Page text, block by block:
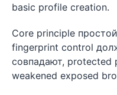
basic profile creation.
Core principle
fingerprint control
совпадают,
weakened exposed